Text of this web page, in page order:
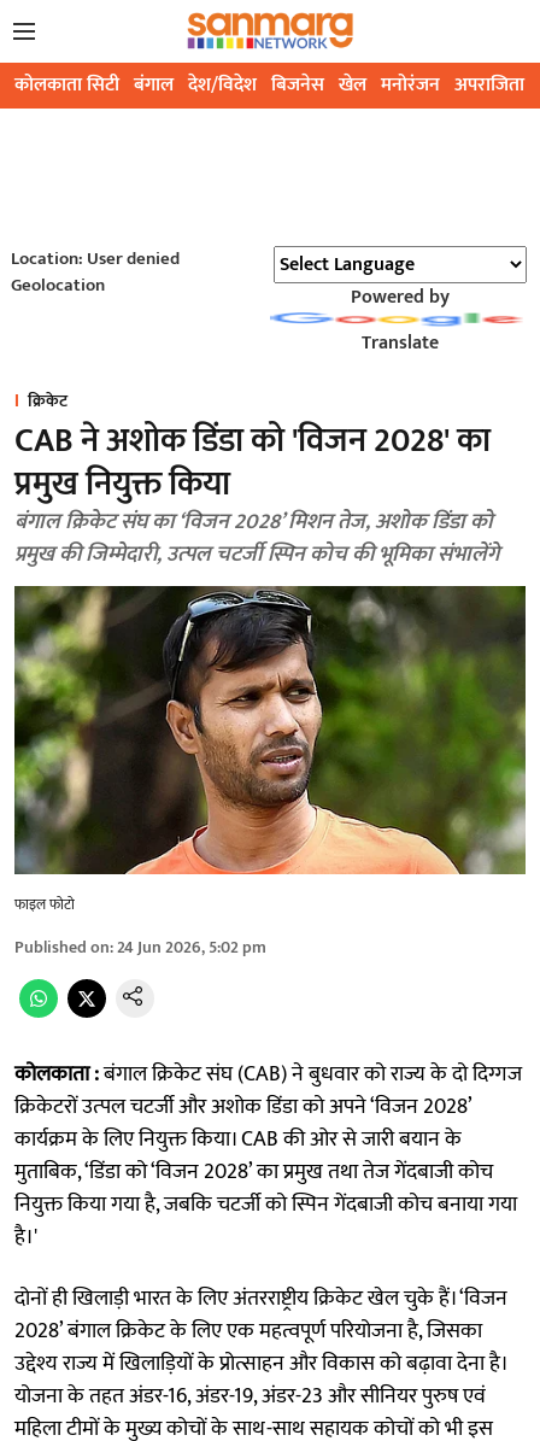
कोलकाता सिटी बंगाल देश/विदेश बिजनेस खेल मनोरंजन अपराजिता
Location: User denied
Geolocation
Powered by
Translate
क्रिकेट
CAB ने अशोक डिंडा को 'विजन 2028' का
प्रमुख नियुक्त किया
बंगाल क्रिकेट संघ का ‘विजन 2028’ मिशन तेज, अशोक डिंडा को
प्रमुख की जिम्मेदारी, उत्‍पल चटर्जी स्पिन कोच की भूमिका संभालेंगे
फाइल फोटो
Published on:24 Jun 2026, 5:02 pm
कोलकाता :बंगाल क्रिकेट संघ (CAB) ने बुधवार को राज्य के दो दिग्गज
क्रिकेटरों उत्‍पल चटर्जी और अशोक डिंडा को अपने ‘विजन 2028’
कार्यक्रम के लिए नियुक्त किया। CAB की ओर से जारी बयान के
मुताबिक, ‘डिंडा को ‘विजन 2028’ का प्रमुख तथा तेज गेंदबाजी कोच
नियुक्त किया गया है, जबकि चटर्जी को स्पिन गेंदबाजी कोच बनाया गया
है।'
दोनों ही खिलाड़ी भारत के लिए अंतरराष्ट्रीय क्रिकेट खेल चुके हैं। ‘विजन
2028’ बंगाल क्रिकेट के लिए एक महत्वपूर्ण परियोजना है, जिसका
उद्देश्य राज्य में खिलाड़ियों के प्रोत्साहन और विकास को बढ़ावा देना है।
योजना के तहत अंडर-16, अंडर-19, अंडर-23 और सीनियर पुरुष एवं
महिला टीमों के मुख्य कोचों के साथ-साथ सहायक कोचों को भी इस